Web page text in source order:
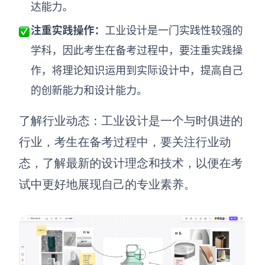
达能力。
注重实践操作： 工业设计是一门实践性较强的
学科，因此考生在备考过程中，要注重实践操
作，将理论知识运用到实际设计中，提高自己
的创新能力和设计能力。
了解行业动态 ：工业设计是一个与时俱进的
行业，考生在备考过程中，要关注行业动
态，了解最新的设计理念和技术，以便在考
试中更好地展现自己的专业素养。